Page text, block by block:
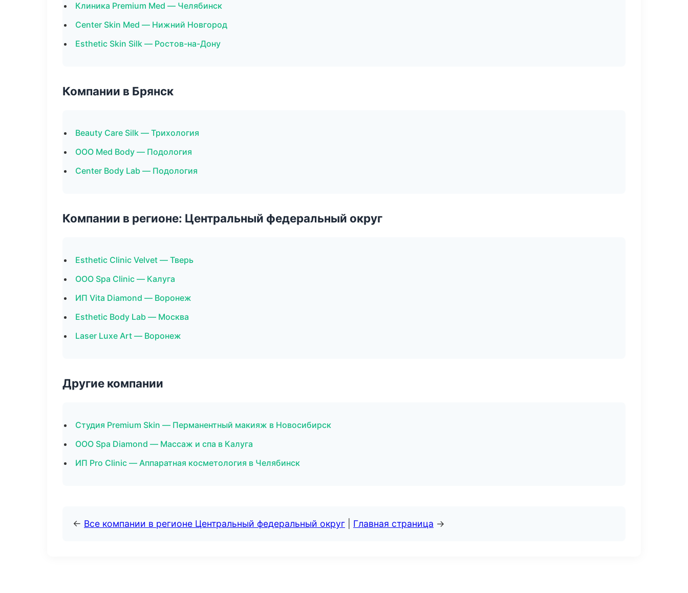
Клиника Premium Med — Челябинск
Center Skin Med — Нижний Новгород
Esthetic Skin Silk — Ростов-на-Дону
Компании в Брянск
Beauty Care Silk — Трихология
ООО Med Body — Подология
Center Body Lab — Подология
Компании в регионе: Центральный федеральный округ
Esthetic Clinic Velvet — Тверь
ООО Spa Clinic — Калуга
ИП Vita Diamond — Воронеж
Esthetic Body Lab — Москва
Laser Luxe Art — Воронеж
Другие компании
Студия Premium Skin — Перманентный макияж в Новосибирск
ООО Spa Diamond — Массаж и спа в Калуга
ИП Pro Clinic — Аппаратная косметология в Челябинск
← Все компании в регионе Центральный федеральный округ Главная страница →